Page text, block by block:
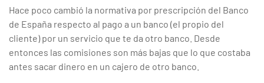
Hace poco cambió la normativa por prescripción del Banco
de España respecto al pago a un banco (el propio del
cliente) por un servicio que te da otro banco. Desde
entonces las comisiones son más bajas que lo que costaba
antes sacar dinero en un cajero de otro banco.